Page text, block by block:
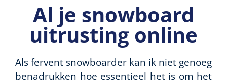
Al je snowboard
uitrusting online
Als fervent snowboarder kan ik niet genoeg
benadrukken hoe essentieel het is om het